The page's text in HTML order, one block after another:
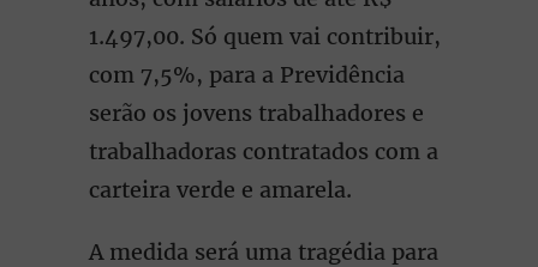
1.497,00. Só quem vai contribuir,
com 7,5%, para a Previdência
serão os jovens trabalhadores e
trabalhadoras contratados com a
carteira verde e amarela.
A medida será uma tragédia para